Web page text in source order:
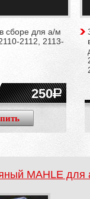
сборе для а/м
2112, 2113-
250
MAHLE для